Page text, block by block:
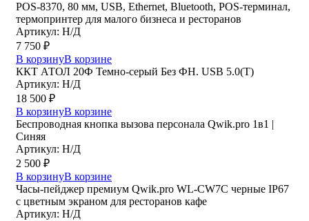
POS-8370, 80 мм, USB, Ethernet, Bluetooth, POS-терминал,
термопринтер для малого бизнеса и ресторанов
Артикул: Н/Д
7 750 ₽
В корзинуВ корзине
ККТ АТОЛ 20Ф Темно-серый Без ФН. USB 5.0(Т)
Артикул: Н/Д
18 500 ₽
В корзинуВ корзине
Беспроводная кнопка вызова персонала Qwik.pro 1в1 |
Cиняя
Артикул: Н/Д
2 500 ₽
В корзинуВ корзине
Часы-пейджер премиум Qwik.pro WL-CW7C черные IP67
с цветным экраном для ресторанов кафе
Артикул: Н/Д